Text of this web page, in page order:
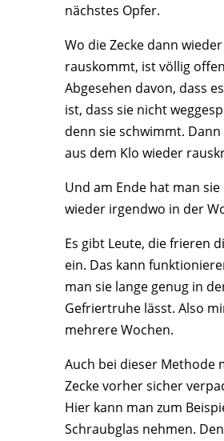
nächstes Opfer.
Wo die Zecke dann wieder
rauskommt, ist völlig
Abgesehen davon, dass
ist, dass sie nicht
denn sie schwimmt. Dann
aus dem Klo wieder
Und am Ende hat man
wieder irgendwo in der
Es gibt Leute, die frieren
ein. Das kann
man sie lange genug in
Gefriertruhe lässt. Also
mehrere Wochen.
Auch bei dieser Methode
Zecke vorher sicher
Hier kann man zum
Schraubglas nehmen.